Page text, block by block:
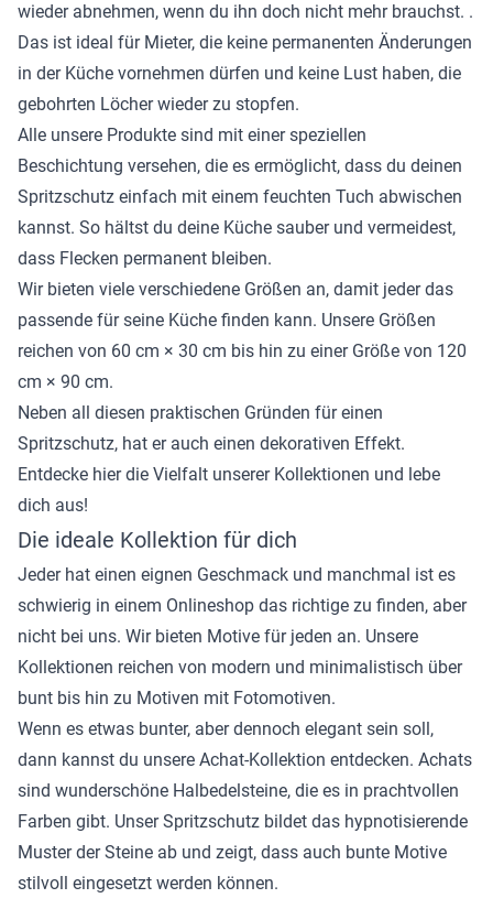
wieder abnehmen, wenn du ihn doch nicht mehr brauchst. .
Das ist ideal für Mieter, die keine permanenten Änderungen
in der Küche vornehmen dürfen und keine Lust haben, die
gebohrten Löcher wieder zu stopfen.
Alle unsere Produkte sind mit einer speziellen
Beschichtung versehen, die es ermöglicht, dass du deinen
Spritzschutz einfach mit einem feuchten Tuch abwischen
kannst. So hältst du deine Küche sauber und vermeidest,
dass Flecken permanent bleiben.
Wir bieten viele verschiedene Größen an, damit jeder das
passende für seine Küche finden kann. Unsere Größen
reichen von 60 cm × 30 cm bis hin zu einer Größe von 120
cm × 90 cm.
Neben all diesen praktischen Gründen für einen
Spritzschutz, hat er auch einen dekorativen Effekt.
Entdecke hier die Vielfalt unserer Kollektionen und lebe
dich aus!
Die ideale Kollektion für dich
Jeder hat einen eignen Geschmack und manchmal ist es
schwierig in einem Onlineshop das richtige zu finden, aber
nicht bei uns. Wir bieten Motive für jeden an. Unsere
Kollektionen reichen von modern und minimalistisch über
bunt bis hin zu Motiven mit Fotomotiven.
Wenn es etwas bunter, aber dennoch elegant sein soll,
dann kannst du unsere Achat-Kollektion entdecken. Achats
sind wunderschöne Halbedelsteine, die es in prachtvollen
Farben gibt. Unser Spritzschutz bildet das hypnotisierende
Muster der Steine ab und zeigt, dass auch bunte Motive
stilvoll eingesetzt werden können.